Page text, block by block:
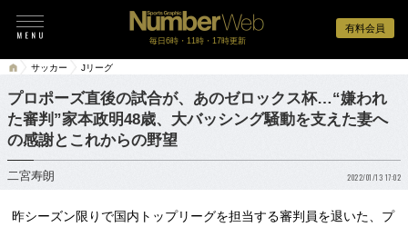
有料会員
毎日6時・11時・17時更新
サッカー Jリーグ
プロポーズ直後の試合が、あのゼロックス杯…“嫌われ
た審判”家本政明48歳、大バッシング騒動を支えた妻へ
の感謝とこれからの野望
二宮寿朗 2022/01/13 17:02
昨シーズン限りで国内トップリーグを担当する審判員を退いた、プ